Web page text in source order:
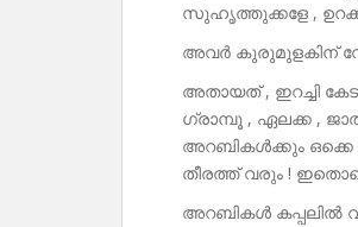
സുഹൃത്തുക്കളേ ,
അവർ കുരുമുളകിന്
അതായത് , ഇറച്ചി
ഗ്രാമ്പൂ , ഏലക്ക ,
അറബികൾക്കും ഒക്കെ
തീരത്ത് വരും !
അറബികൾ കപ്പലിൽ